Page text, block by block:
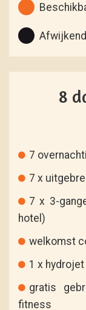
8
7
7 x
7 x 3-
hotel)
welkomst
1 x
gratis
fitness